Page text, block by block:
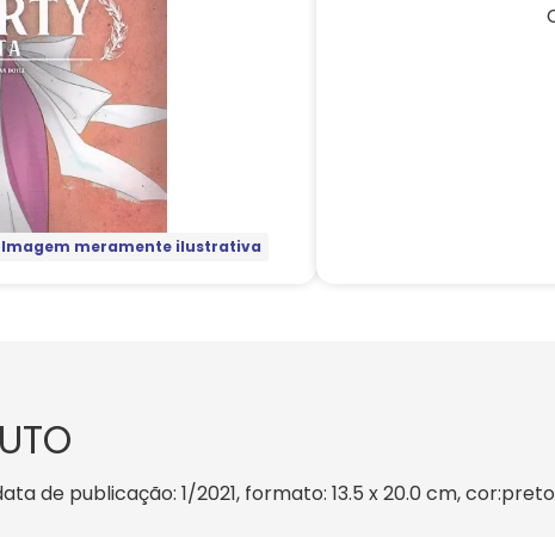
Imagem meramente ilustrativa
de publicação: 1/2021, formato: 13.5 x 20.0 cm,